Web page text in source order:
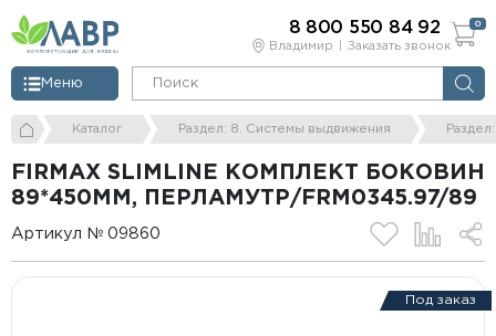
Владимир Заказать звонок
Меню
8 800 550 84 92 0
Каталог Раздел: 8. Системы выдвижения
FIRMAX SLIMLINE КОМПЛЕКТ БОКОВИН
89*450ММ, ПЕРЛАМУТР/FRM0345.97/89
Артикул № 09860
Под заказ